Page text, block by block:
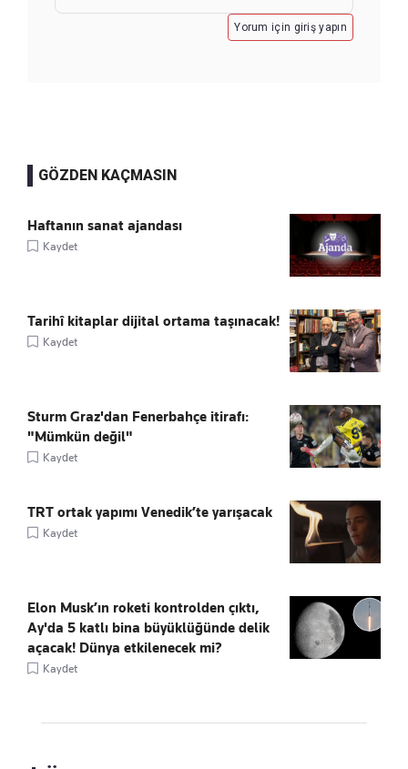
Yorum için giriş yapın
GÖZDEN KAÇMASIN
Haftanın sanat ajandası
Kaydet
Tarihî kitaplar dijital ortama taşınacak!
Kaydet
Sturm Graz'dan Fenerbahçe itirafı:
"Mümkün değil"
Kaydet
TRT ortak yapımı Venedik’te yarışacak
Kaydet
Elon Musk’ın roketi kontrolden çıktı,
Ay'da 5 katlı bina büyüklüğünde delik
açacak! Dünya etkilenecek mi?
Kaydet